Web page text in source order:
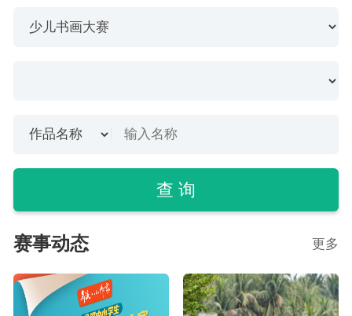
查 询
赛事动态 更多